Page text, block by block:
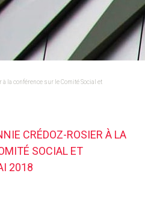
la conférence sur le Comité Social et
CRÉDOZ-ROSIER À LA
SOCIAL ET
2018